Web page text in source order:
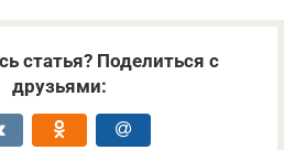
статья? Поделиться с
друзьями: